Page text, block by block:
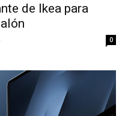
de Ikea para
0